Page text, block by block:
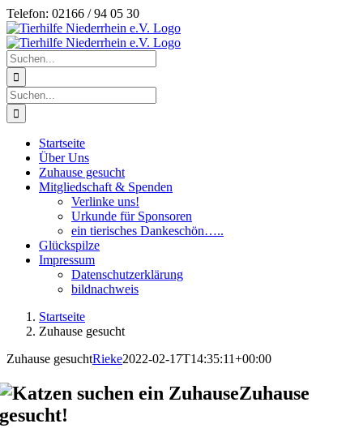
Zum
Inhalt
springen
Telefon: 02166 / 94 05 30
Suche
nach:
Suche
nach:
Startseite
Über Uns
Zuhause gesucht
Mitgliedschaft & Spenden
Verlinke uns!
Urkunde für Sponsoren
ein tierisches Dankeschön…..
Glückspilze
Impressum
Datenschutzerklärung
bildnachweis
Startseite
Zuhause gesucht
Zuhause gesuchtRieke2022-02-17T14:35:11+00:00
Zuhause
gesucht!